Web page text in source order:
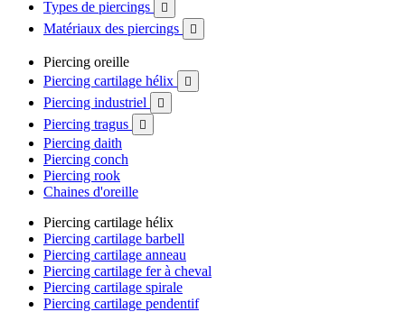
Types de piercings 
Matériaux des piercings 
Piercing oreille
Piercing cartilage hélix

Piercing industriel 
Piercing tragus 
Piercing daith
Piercing conch
Piercing rook
Chaines d'oreille
Piercing cartilage hélix
Piercing cartilage barbell
Piercing cartilage anneau
Piercing cartilage fer à cheval
Piercing cartilage spirale
Piercing cartilage pendentif